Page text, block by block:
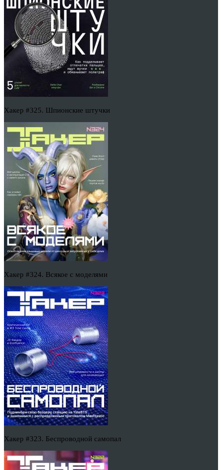
Хакер #325. Шпионские штучки
Хакер #324. Всякое с моделями
Хакер #323. Беспроводной самопал